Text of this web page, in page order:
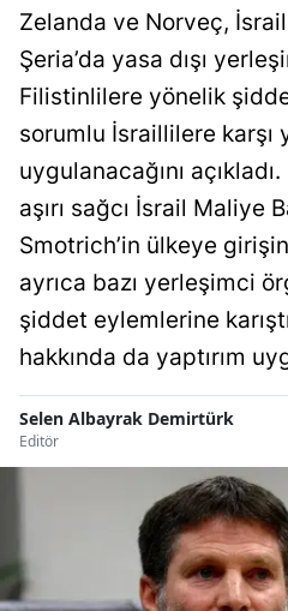
Zelanda ve Norveç,
Şeria’da yasa dışı
Filistinlilere yönelik
sorumlu İsraillilere karşı
uygulanacağını
aşırı sağcı İsrail Maliye
Smotrich’in ülkeye
ayrıca bazı yerleşimci
şiddet eylemlerine
hakkında da yaptırım
Selen Albayrak Demirtürk
Editör